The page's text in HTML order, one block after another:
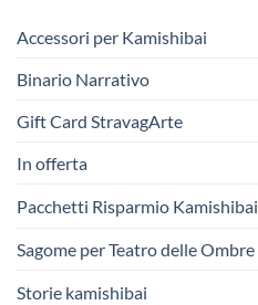
Accessori per Kamishibai
Binario Narrativo
Gift Card StravagArte
In offerta
Pacchetti Risparmio Kamishibai
Sagome per Teatro delle Ombre
Storie kamishibai